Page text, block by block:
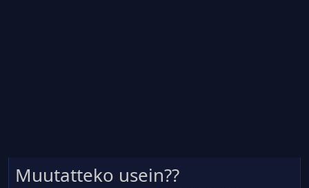
Muutatteko usein??